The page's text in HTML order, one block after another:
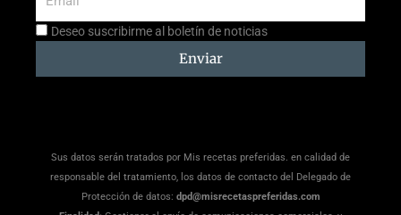
Aceptación
Deseo suscribirme al boletín de noticias
Enviar
Sus datos serán tratados por Mis recetas preferidas. en calidad de
responsable del tratamiento, los datos de contacto del Delegado de
Protección de datos: dpd@misrecetaspreferidas.com